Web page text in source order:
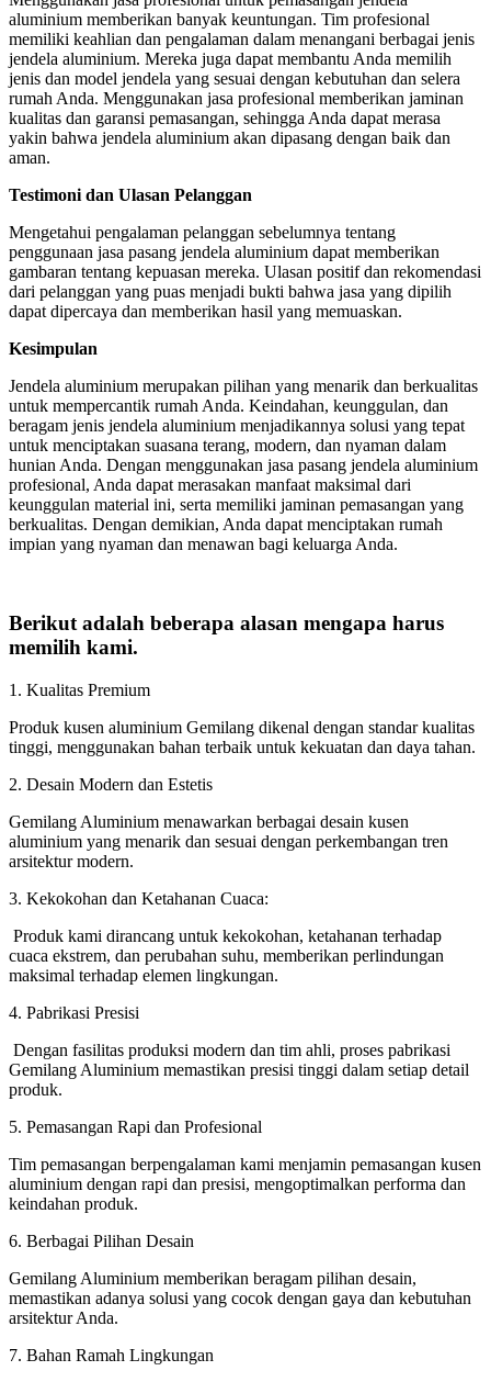
aluminium memberikan banyak keuntungan. Tim profesional
memiliki keahlian dan pengalaman dalam menangani berbagai jenis
jendela aluminium. Mereka juga dapat membantu Anda memilih
jenis dan model jendela yang sesuai dengan kebutuhan dan selera
rumah Anda. Menggunakan jasa profesional memberikan jaminan
kualitas dan garansi pemasangan, sehingga Anda dapat merasa
yakin bahwa jendela aluminium akan dipasang dengan baik dan
aman.
Testimoni dan Ulasan Pelanggan
Mengetahui pengalaman pelanggan sebelumnya tentang
penggunaan jasa pasang jendela aluminium dapat memberikan
gambaran tentang kepuasan mereka. Ulasan positif dan rekomendasi
dari pelanggan yang puas menjadi bukti bahwa jasa yang dipilih
dapat dipercaya dan memberikan hasil yang memuaskan.
Kesimpulan
Jendela aluminium merupakan pilihan yang menarik dan berkualitas
untuk mempercantik rumah Anda. Keindahan, keunggulan, dan
beragam jenis jendela aluminium menjadikannya solusi yang tepat
untuk menciptakan suasana terang, modern, dan nyaman dalam
hunian Anda. Dengan menggunakan jasa pasang jendela aluminium
profesional, Anda dapat merasakan manfaat maksimal dari
keunggulan material ini, serta memiliki jaminan pemasangan yang
berkualitas. Dengan demikian, Anda dapat menciptakan rumah
impian yang nyaman dan menawan bagi keluarga Anda.
Berikut adalah beberapa alasan mengapa harus
memilih kami.
1. Kualitas Premium
Produk kusen aluminium Gemilang dikenal dengan standar kualitas
tinggi, menggunakan bahan terbaik untuk kekuatan dan daya tahan.
2. Desain Modern dan Estetis
Gemilang Aluminium menawarkan berbagai desain kusen
aluminium yang menarik dan sesuai dengan perkembangan tren
arsitektur modern.
3. Kekokohan dan Ketahanan Cuaca:
Produk kami dirancang untuk kekokohan, ketahanan terhadap
cuaca ekstrem, dan perubahan suhu, memberikan perlindungan
maksimal terhadap elemen lingkungan.
4. Pabrikasi Presisi
Dengan fasilitas produksi modern dan tim ahli, proses pabrikasi
Gemilang Aluminium memastikan presisi tinggi dalam setiap detail
produk.
5. Pemasangan Rapi dan Profesional
Tim pemasangan berpengalaman kami menjamin pemasangan kusen
aluminium dengan rapi dan presisi, mengoptimalkan performa dan
keindahan produk.
6. Berbagai Pilihan Desain
Gemilang Aluminium memberikan beragam pilihan desain,
memastikan adanya solusi yang cocok dengan gaya dan kebutuhan
arsitektur Anda.
7. Bahan Ramah Lingkungan